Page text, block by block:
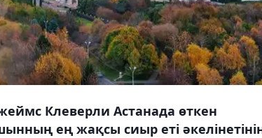
Клеверли Астанада өткен
ең жақсы сиыр еті